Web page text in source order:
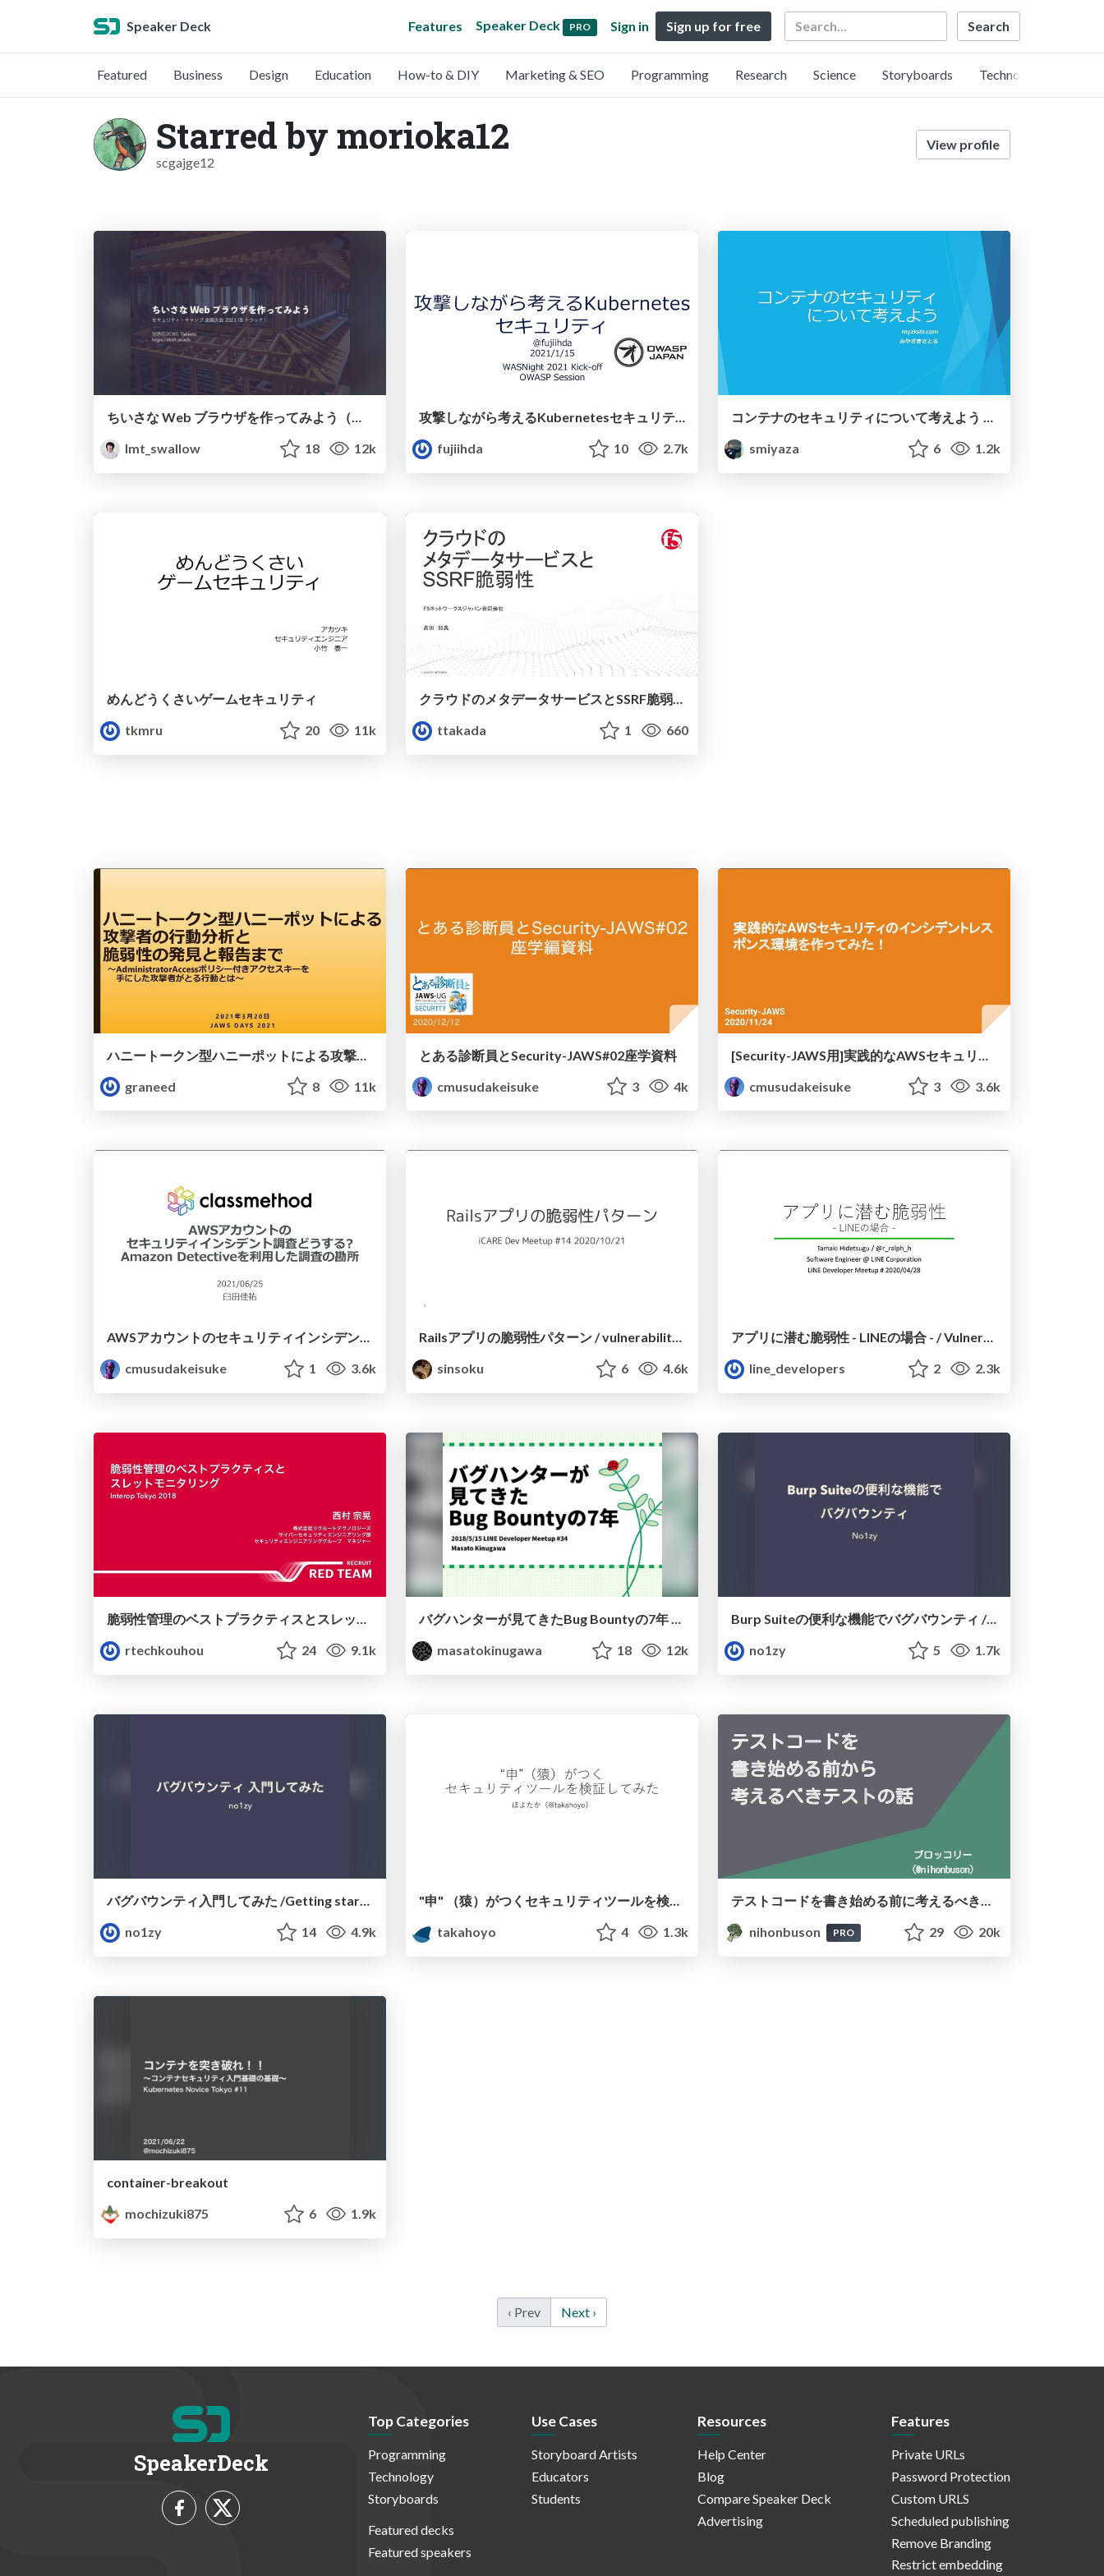
Speaker Deck Features Speaker Deck PRO Sign in Sign up for free Search
Featured Business Design Education How-to & DIY Marketing & SEO Programming Research Science Storyboards Technology
Starred by morioka12
scgajge12
View profile
ちいさな Web ブラウザを作ってみよう（オンライン講義版） / Build Your Own Web Browser
lmt_swallow
18 12k
攻撃しながら考えるKubernetesセキュリティ / Considering Kubernetes Security While Attacking 2
fujiihda
10 2.7k
コンテナのセキュリティについて考えよう osc2020tk
smiyaza
6 1.2k
めんどうくさいゲームセキュリティ
tkmru
20 11k
クラウドの メタデータサービスとSSRF脆弱性
ttakada
1 660
graneed
8 11k
とある診断員とSecurity-JAWS#02座学資料
cmusudakeisuke
3 4k
cmusudakeisuke
3 3.6k
cmusudakeisuke
1 3.6k
sinsoku
6 4.6k
line_developers
2 2.3k
脆弱性管理のベストプラクティスとスレットモニタリング
rtechkouhou
24 9.1k
バグハンターが見てきたBug Bountyの7年 / LINE Developer Meetup #34 Security Bug Bounty
masatokinugawa
18 12k
Burp Suiteの便利な機能でバグバウンティ / Burp Suite's useful function
no1zy
5 1.7k
バグバウンティ入門してみた /Getting started with Bug Bounty
no1zy
14 4.9k
"申" （猿）がつくセキュリティツールを検証してみた
takahoyo
4 1.3k
テストコードを書き始める前に考えるべきテストの話（2021年版） #scrumosaka / scrum_fest_osaka_2021
nihonbuson
PRO 29 20k
container-breakout
mochizuki875
6 1.9k
‹ Prev Next ›
SpeakerDeck
Top Categories
Programming
Technology
Storyboards
Featured decks
Featured speakers
Use Cases
Storyboard Artists
Educators
Students
Resources
Help Center
Blog
Compare Speaker Deck
Advertising
Features
Private URLs
Password Protection
Custom URLS
Scheduled publishing
Remove Branding
Restrict embedding